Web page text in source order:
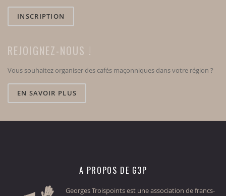
INSCRIPTION
REJOIGNEZ-NOUS !
Vous souhaitez organiser des cafés maçonniques dans votre région ?
EN SAVOIR PLUS
A PROPOS DE G3P
Georges Troispoints est une association de francs-